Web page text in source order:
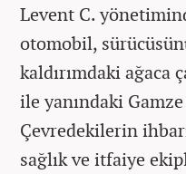
Levent C.
otomobil,
kaldırımdaki ağaca
ile yanındaki
Çevredekilerin
sağlık ve itfaiye